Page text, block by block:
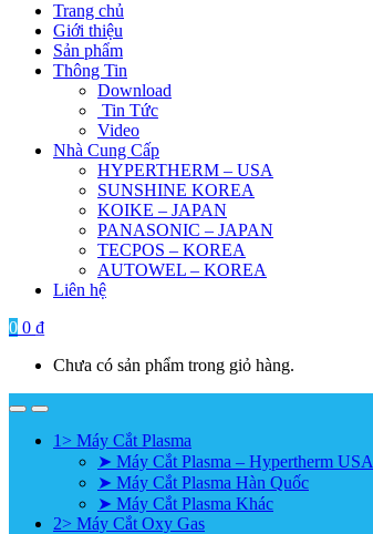
Trang chủ
Giới thiệu
Sản phẩm
Thông Tin
Download
Tin Tức
Video
Nhà Cung Cấp
HYPERTHERM – USA
SUNSHINE KOREA
KOIKE – JAPAN
PANASONIC – JAPAN
TECPOS – KOREA
AUTOWEL – KOREA
Liên hệ
0 0 ₫
Chưa có sản phẩm trong giỏ hàng.
1> Máy Cắt Plasma
➤ Máy Cắt Plasma – Hypertherm USA
➤ Máy Cắt Plasma Hàn Quốc
➤ Máy Cắt Plasma Khác
2> Máy Cắt Oxy Gas